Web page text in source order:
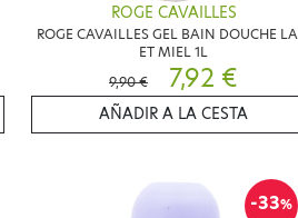
ROGE CAVAILLES
ROGE CAVAILLES GEL BAIN DOUCHE
ET MIEL 1L
9,90 €
7,92 €
AÑADIR A LA CESTA
-33%